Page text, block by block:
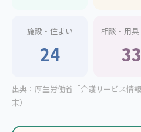
施設・住まい
24
相談・用
33
出典：厚生労働省「介護サービス情
末）